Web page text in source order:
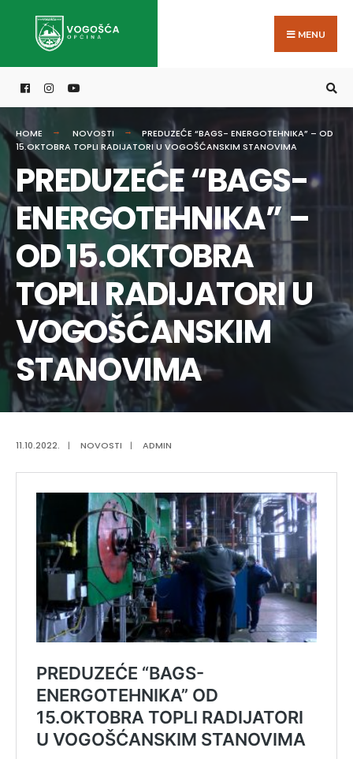
MENU
HOME NOVOSTI
PREDUZEĆE “BAGS- ENERGOTEHNIKA” – OD
15.OKTOBRA TOPLI RADIJATORI U VOGOŠĆANSKIM STANOVIMA
PREDUZEĆE “BAGS-
ENERGOTEHNIKA” –
OD 15.OKTOBRA
TOPLI RADIJATORI U
VOGOŠĆANSKIM
STANOVIMA
11.10.2022. | NOVOSTI | ADMIN
for: